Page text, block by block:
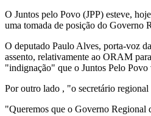
O Juntos pelo Povo (JPP) esteve,
uma tomada de posição do Governo
O deputado Paulo Alves, porta-voz
assento, relativamente ao ORAM
"indignação" que o Juntos Pelo
Por outro lado , "o secretário
"Queremos que o Governo Regional